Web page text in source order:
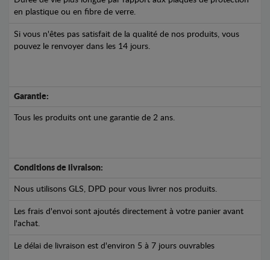
en plastique ou en fibre de verre.
Si vous n'êtes pas satisfait de la qualité de nos produits, vous
pouvez le renvoyer dans les 14 jours.
Garantie:
Tous les produits ont une garantie de 2 ans.
Conditions de livraison:
Nous utilisons GLS, DPD pour vous livrer nos produits.
Les frais d'envoi sont ajoutés directement à votre panier avant
l'achat.
Le délai de livraison est d'environ 5 à 7 jours ouvrables